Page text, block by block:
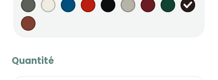
Quantité